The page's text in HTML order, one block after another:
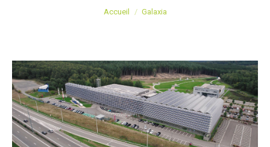
Vous êtes ici :
Accueil Galaxia